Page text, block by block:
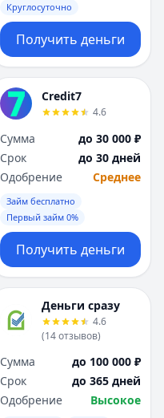
Круглосуточно
Получить деньги
Credit7
4.6
Сумма
до 30 000 ₽
Срок
до 30 дней
Одобрение
Среднее
Займ бесплатно
Первый займ 0%
Получить деньги
Деньги сразу
4.6
(14отзывов)
Сумма
до 100 000 ₽
Срок
до 365 дней
Одобрение
Высокое